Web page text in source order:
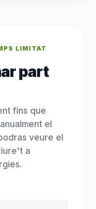
LIMITAT
part
fins que
el
veure el
a